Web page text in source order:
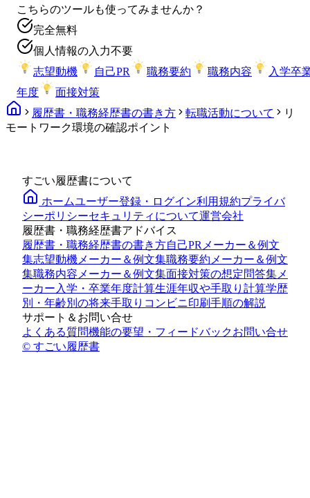
こちらのツールも使ってみませんか？
完全無料
個人情報の入力不要
志望動機
自己PR 職務要約 職務内容
入学卒
年度
面接対策
履歴書・職務経歴書の書き方
転職活動について
リ
モートワーク環境の確認ポイント
すごい履歴書について
ホームユーザー登録・ログイン利用規約プライバ
シーポリシーセキュリティについて運営会社
履歴書・職務経歴書アドバイス
履歴書・職務経歴書の書き方自己PRメーカー＆例文
集志望動機メーカー＆例文集職務要約メーカー＆例文
集職務内容メーカー＆例文集面接対策の想定問答集メ
ーカー 入学・卒業年度計算生涯年収や手取り計算学歴
別・年齢別の将来手取り コンビニ印刷手順の解説
サポート＆お問い合せ
よくある質問機能の要望・フィードバックお問い合せ
© すごい履歴書